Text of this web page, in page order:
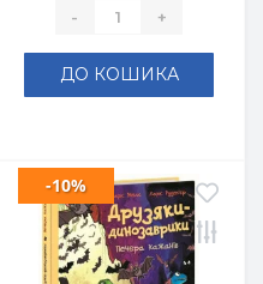
- +
ДО КОШИКА
-10%